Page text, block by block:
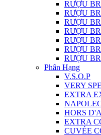
RƯỢU
RƯỢU
RƯỢU
RƯỢU
RƯỢU
RƯỢU
RƯỢU
Phân Hạng
V.S.O.P
VERY
EXTRA
HORS
EXTRA
CUVÉE